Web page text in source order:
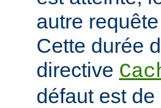
autre
Cette durée
directive
défaut est